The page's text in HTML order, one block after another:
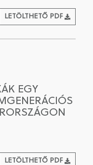
LETÖLTHETŐ PDF
EGY
LETÖLTHETŐ PDF